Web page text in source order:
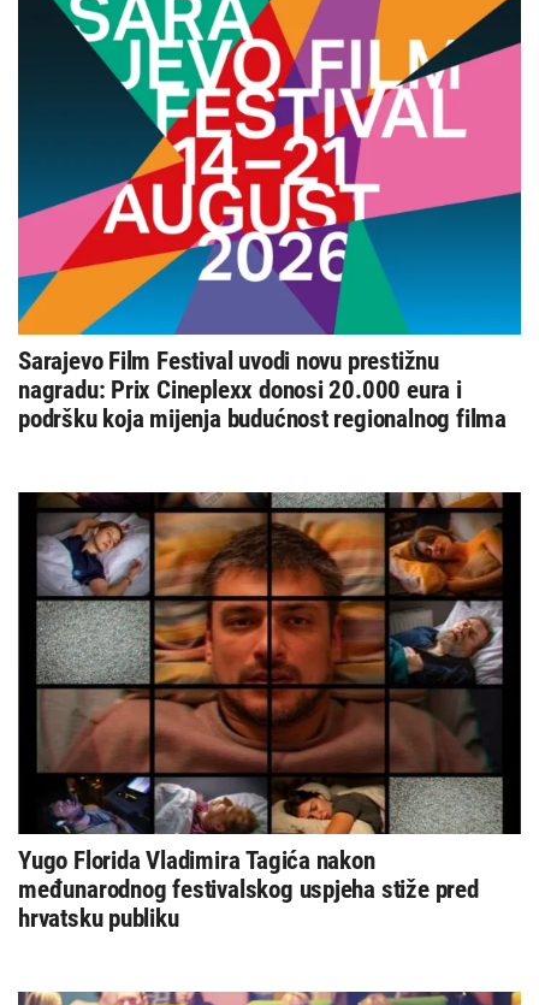
Sarajevo Film Festival uvodi novu prestižnu
nagradu: Prix Cineplexx donosi 20.000 eura i
podršku koja mijenja budućnost regionalnog filma
Yugo Florida Vladimira Tagića nakon
međunarodnog festivalskog uspjeha stiže pred
hrvatsku publiku